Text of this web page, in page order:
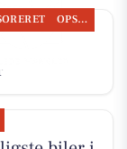
OPSLAGSTAVLEN
P.